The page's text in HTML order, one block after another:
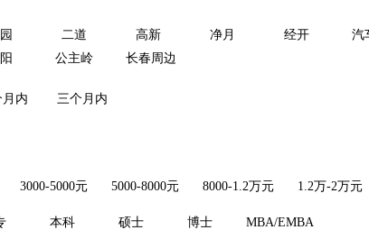
二道 高新 净月 经开 汽
公主岭 长春周边
内
三个月内
3000-5000元 5000-8000元 8000-1.2万元 1.2万-2万元
本科 硕士 博士 MBA/EMBA